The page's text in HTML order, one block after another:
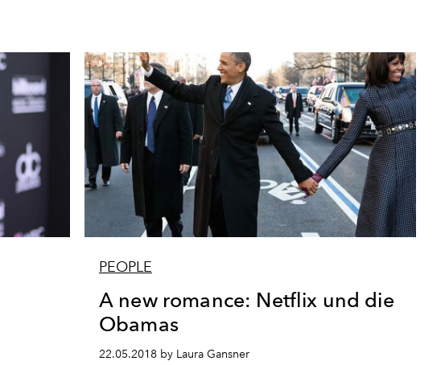
PEOPLE
A new romance: Netflix und die
Obamas
22.05.2018 by Laura Gansner